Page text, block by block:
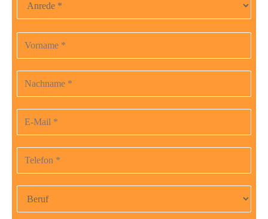
Bitte
lasse
dieses
Feld
Vorname
Nachname
E-Mail-Adresse
Telefonnummer
Beruf